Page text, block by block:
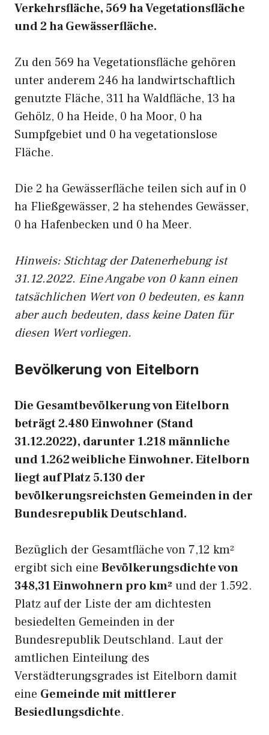
Verkehrsfläche, 569 ha Vegetationsfläche
und 2 ha Gewässerfläche.
Zu den 569 ha Vegetationsfläche gehören
unter anderem 246 ha landwirtschaftlich
genutzte Fläche, 311 ha Waldfläche, 13 ha
Gehölz, 0 ha Heide, 0 ha Moor, 0 ha
Sumpfgebiet und 0 ha vegetationslose
Fläche.
Die 2 ha Gewässerfläche teilen sich auf in 0
ha Fließgewässer, 2 ha stehendes Gewässer,
0 ha Hafenbecken und 0 ha Meer.
Hinweis: Stichtag der Datenerhebung ist
31.12.2022. Eine Angabe von 0 kann einen
tatsächlichen Wert von 0 bedeuten, es kann
aber auch bedeuten, dass keine Daten für
diesen Wert vorliegen.
Bevölkerung von Eitelborn
Die Gesamtbevölkerung von Eitelborn
beträgt 2.480 Einwohner (Stand
31.12.2022), darunter 1.218 männliche
und 1.262 weibliche Einwohner. Eitelborn
liegt auf Platz 5.130 der
bevölkerungsreichsten Gemeinden in der
Bundesrepublik Deutschland.
Bezüglich der Gesamtfläche von 7,12 km²
ergibt sich eine Bevölkerungsdichte von
348,31 Einwohnern pro km² und der 1.592.
Platz auf der Liste der am dichtesten
besiedelten Gemeinden in der
Bundesrepublik Deutschland. Laut der
amtlichen Einteilung des
Verstädterungsgrades ist Eitelborn damit
eine Gemeinde mit mittlerer
Besiedlungsdichte.